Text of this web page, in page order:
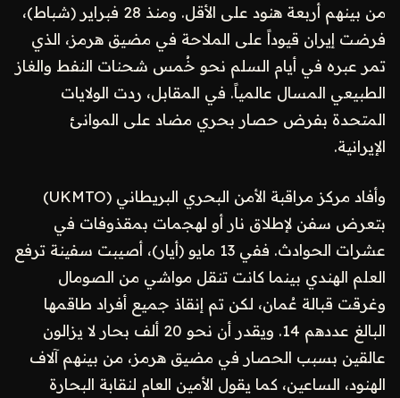
من بينهم أربعة هنود على الأقل. ومنذ 28 فبراير (شباط)،
فرضت إيران قيوداً على الملاحة في مضيق هرمز، الذي
تمر عبره في أيام السلم نحو خُمس شحنات النفط والغاز
الطبيعي المسال عالمياً. في المقابل، ردت الولايات
المتحدة بفرض حصار بحري مضاد على الموانئ
الإيرانية.
وأفاد مركز مراقبة الأمن البحري البريطاني (UKMTO)
بتعرض سفن لإطلاق نار أو لهجمات بمقذوفات في
عشرات الحوادث. ففي 13 مايو (أيار)، أصيبت سفينة ترفع
العلم الهندي بينما كانت تنقل مواشي من الصومال
وغرقت قبالة عُمان، لكن تم إنقاذ جميع أفراد طاقمها
البالغ عددهم 14. ويقدر أن نحو 20 ألف بحار لا يزالون
عالقين بسبب الحصار في مضيق هرمز، من بينهم آلاف
الهنود، الساعين، كما يقول الأمين العام لنقابة البحارة